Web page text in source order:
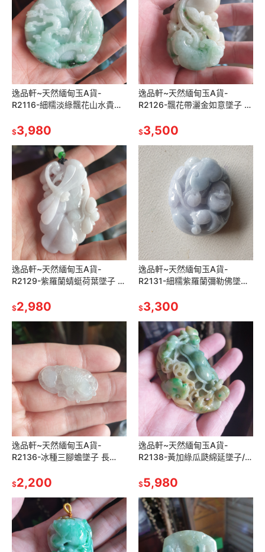
逸品軒~天然緬甸玉A貨-
R2116-細糯淡綠飄花山水貴人
顏色清爽漂亮，雕工立體。
$3,980
逸品軒~天然緬甸玉A貨-
R2126-飄花帶灑金如意墜子 長
面雕刻，主體為淡綠色，
$3,500
逸品軒~天然緬甸玉A貨-
R2129-紫羅蘭蜻蜓荷葉墜子 長
水頭好，玉質細膩。
$2,980
逸品軒~天然緬甸玉A貨-
R2131-細糯紫羅蘭彌勒佛墜子
玉質細膩，滿紫顏色漂亮
$3,300
逸品軒~天然緬甸玉A貨-
R2136-冰種三腳蟾墜子 長
種水佳，水頭好
$2,200
逸品軒~天然緬甸玉A貨-
R2138-黃加綠瓜瓞綿延墜子/手
21.2mm 老件、老雕工。
$5,980